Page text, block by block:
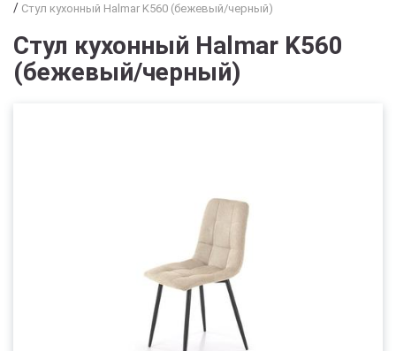
/ Стул кухонный Halmar K560 (бежевый/черный)
Стул кухонный Halmar K560
(бежевый/черный)